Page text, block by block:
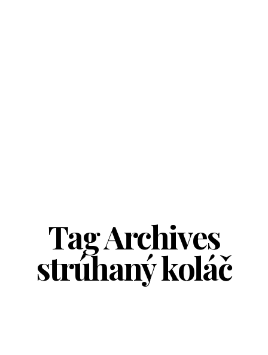
Tag Archives
strúhaný koláč